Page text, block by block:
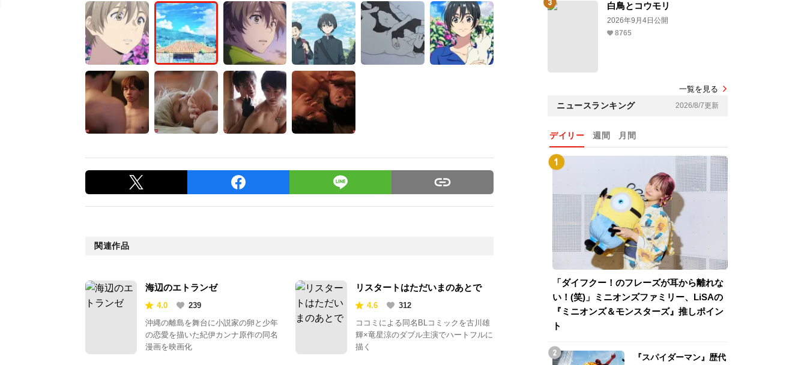
関連作品
海辺のエトランゼ
4.0
239
沖縄の離島を舞台に小説家の卵と少年
の恋愛を描いた紀伊カンナ原作の同名
漫画を映画化
リスタートはただいまのあとで
4.6
312
ココミによる同名BLコミックを古川雄
輝×竜星涼のダブル主演でハートフルに
描く
白鳥とコウモリ
2026年9月4日公開
8765
一覧を見る
ニュースランキング 2026/8/7更新
デイリー 週間 月間
「ダイフクー！のフレーズが耳から離れな
い！(笑)」ミニオンズファミリー、LiSAの
『ミニオンズ＆モンスターズ』推しポイン
ト
『スパイダーマン』歴代